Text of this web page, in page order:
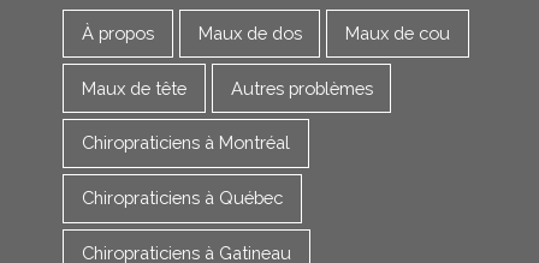
À propos Maux de dos Maux de cou
Maux de tête Autres problèmes
Chiropraticiens à Montréal
Chiropraticiens à Québec
Chiropraticiens à Gatineau